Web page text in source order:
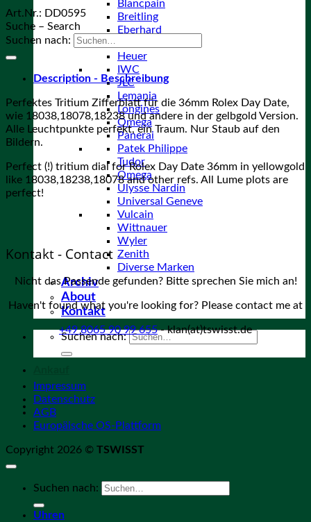
Blancpain
Breitling
Eberhard
Heuer
IWC
JLC
Lemania
Longines
Omega
Panerai
Patek Philippe
Tudor
Omega
Ulysse Nardin
Universal Geneve
Vulcain
Wittnauer
Wyler
Zenith
Diverse Marken
Archiv
About
Kontakt
Suchen nach:
Art.Nr.: DD0595
Suche – Search
Suchen nach:
Description - Beschreibung
Perfektes Tritium Zifferblatt für die 36mm Rolex Day Date,
wie 18038,18078,18238 und andere in der gelbgold Version.
Alle Leuchtpunkte perfekt, ein Traum. Nur Staub auf den
Bildern.
Perfect (!) tritium dial for Rolex Day Date 36mm in yellowgold
like 18038,18238,18078 and other refs. All Lume plots are
perfect!
Kontakt - Contact
Nicht das Passende gefunden? Bitte sprechen Sie mich an!
Haven't found what you're looking for? Please contact me at
+49 8065 90 99 655- klan(at)tswisst.de
Impressum
Datenschutz
AGB
Europäische OS-Plattform
Copyright 2026 © TSWISST
Suchen nach:
Uhren